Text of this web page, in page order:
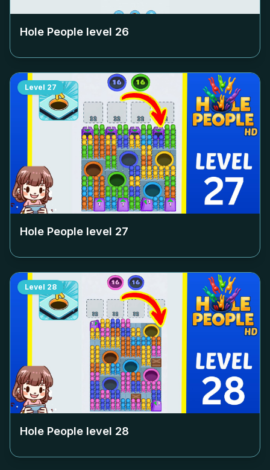
Hole People level 26
Level 27
Hole People level 27
Level 28
Hole People level 28